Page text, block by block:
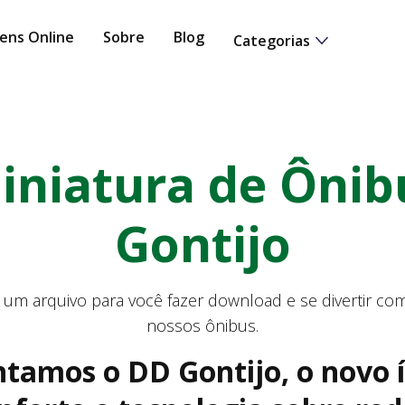
Online Sobre Blog Categorias
de
Gontijo
arquivo para você fazer download e se divertir
nossos ônibus.
o DD Gontijo, o novo